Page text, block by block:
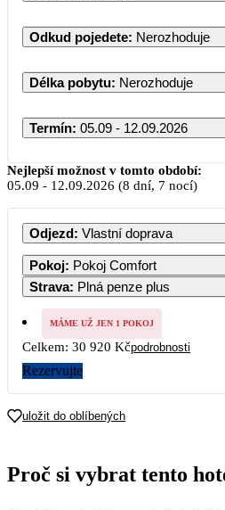
Odkud pojedete: Nerozhoduje
Délka pobytu: Nerozhoduje
Termín: 05.09 - 12.09.2026
Září
PO ÚT ST ČT
1 2 3
7 8 9 10
14 15 16
21 22 23 24
Nejlepší možnost v tomto období:
05.09 - 12.09.2026 (8 dní, 7 nocí)
Odjezd: Vlastní doprava
Pokoj: Pokoj Comfort
Strava: Plná penze plus
MÁME UŽ JEN 1 POKOJ
Celkem: 30 920 Kčpodrobnosti
Rezervujte
uložit do oblíbených
Proč si vybrat tento